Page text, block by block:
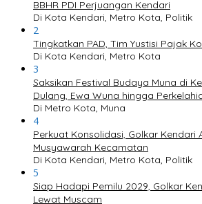
BBHR PDI Perjuangan Kendari
Di Kota Kendari, Metro Kota, Politik
2
Tingkatkan PAD, Tim Yustisi Pajak
Di Kota Kendari, Metro Kota
3
Saksikan Festival Budaya Muna di
Dulang, Ewa Wuna hingga
Di Metro Kota, Muna
4
Perkuat Konsolidasi, Golkar Kendari
Musyawarah Kecamatan
Di Kota Kendari, Metro Kota, Politik
5
Siap Hadapi Pemilu 2029, Golkar
Lewat Muscam